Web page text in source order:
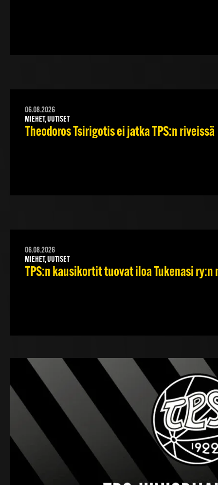
06.08.2026
MIEHET, UUTISET
Theodoros Tsirigotis ei jatka TPS:n riveissä
06.08.2026
MIEHET, UUTISET
TPS:n kausikortit tuovat iloa Tukenasi